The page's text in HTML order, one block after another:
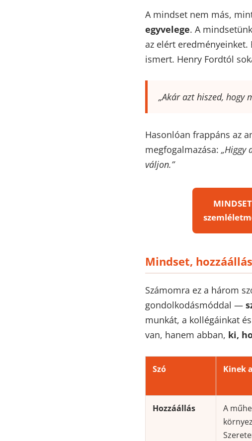
A mindset nem más,
egyvelege. A
az elért eredményeinket.
ismert. Henry Fordtól
„Akár azt hiszed,
Hasonlóan frappáns az
megfogalmazása: „Higgy
váljon.”
MINDSET
Mindset,
Számomra ez a három
gondolkodásmóddal —
munkát, a kollégáinkat
van, hanem abban, ki,
Szó Kinek
Hozzáállás
A